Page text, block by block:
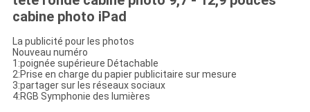
cabine photo iPad
La publicité pour les photos
Nouveau numéro
1:poignée supérieure Détachable
2:Prise en charge du papier publicitaire sur mesure
3:partager sur les réseaux sociaux
4:RGB Symphonie des lumières